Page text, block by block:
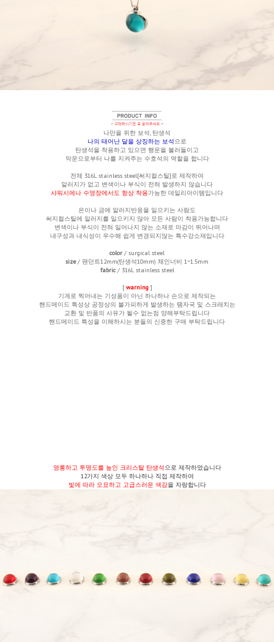
나만을 위한 보석, 탄생석
나의 태어난 달을 상징하는 보석으로
탄생석을 착용하고 있으면 행운을 불러들이고
악운으로부터 나를 지켜주는 수호석의 역할을 합니다
전체 316L stainless steel[써지컬스틸]로 제작하여
알러지가 없고 변색이나 부식이 전혀 발생하지 않습니다
샤워시에나 수영장에서도 항상 착용가능한 데일리아이템입니다
은이나 금에 알러지반응을 일으키는 사람도
써지컬스틸에 알러지를 일으키지 않아 모든 사람이 착용가능합니다
변색이나 부식이 전혀 일어나지 않는 소재로 마감이 뛰어나며
내구성과 내식성이 우수해 쉽게 변경되지않는 특수강소재입니다
color / surgical steel
size/ 팬던트12mm(탄생석10mm) 체인너비 1~1.5mm
fabric/ 316L stainless steel
[ warning ]
기계로 찍어내는 기성품이 아닌 하나하나 손으로 제작되는
핸드메이드 특성상 공정상의 불가피하게 발생하는 땜자국 및 스크래치는
교환 및 반품의 사유가 될수 없는점 양해부탁드립니다
핸드메이드 특성을 이해하시는 분들의 신중한 구매 부탁드립니다
영롱하고 투명도를 높인 크리스탈 탄생석으로 제작하였습니다
12가지 색상 모두 하나하나 직접 제작하여
빛에 따라 오묘하고 고급스러운 색감을 자랑합니다